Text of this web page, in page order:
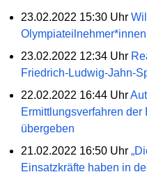
23.02.2022 15:30 Uhr
23.02.2022 12:34 Uhr
Friedrich-Ludwig-Jahn-
22.02.2022 16:44 Uhr
Ermittlungsverfahren
übergeben
21.02.2022 16:50 Uhr
Einsatzkräfte haben in